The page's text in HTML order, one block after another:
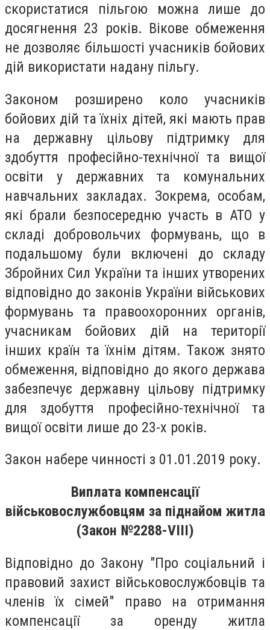
скористатися пільгою можна лише до
досягнення 23 років. Вікове обмеження
не дозволяє більшості учасників бойових
дій використати надану пільгу.
Законом розширено коло учасників
бойових дій та їхніх дітей, які мають прав
на державну цільову підтримку для
здобуття професійно-технічної та вищої
освіти у державних та комунальних
навчальних закладах. Зокрема, особам,
які брали безпосередню участь в АТО у
складі добровольчих формувань, що в
подальшому були включені до складу
Збройних Сил України та інших утворених
відповідно до законів України військових
формувань та правоохоронних органів,
учасникам бойових дій на території
інших країн та їхнім дітям. Також знято
обмеження, відповідно до якого держава
забезпечує державну цільову підтримку
для здобуття професійно-технічної та
вищої освіти лише до 23-х років.
Закон набере чинності з 01.01.2019 року.
Виплата компенсації
військовослужбовцям за піднайом житла
(Закон №2288-VIII)
Відповідно до Закону "Про соціальний і
правовий захист військовослужбовців та
членів їх сімей" право на отримання
компенсації за оренду житла